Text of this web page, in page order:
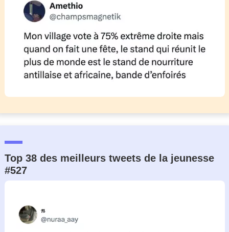
Top 38 des meilleurs tweets de la jeunesse
#527